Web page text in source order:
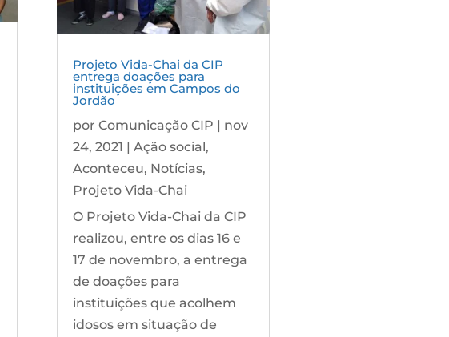
Projeto Vida-Chai da CIP
entrega doações para
instituições em Campos do
Jordão
porComunicação CIP | nov
24, 2021 |Ação social,
Aconteceu, Notícias,
Projeto Vida-Chai
O Projeto Vida-Chai da CIP
realizou, entre os dias 16 e
17 de novembro, a entrega
de doações para
instituições que acolhem
idosos em situação de